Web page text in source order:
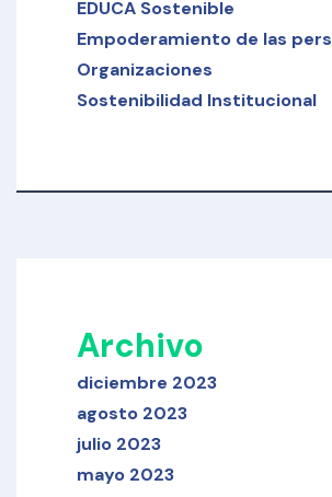
EDUCA Sostenible
Empoderamiento de las
Organizaciones
Sostenibilidad Institucional
Archivo
diciembre 2023
agosto 2023
julio 2023
mayo 2023